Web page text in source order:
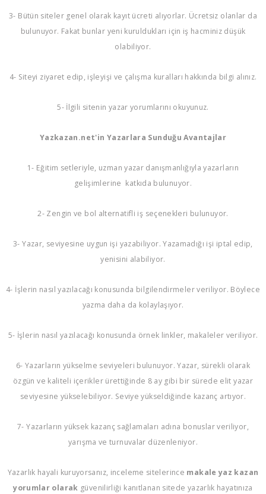
3- Bütün siteler genel olarak kayıt ücreti alıyorlar. Ücretsiz olanlar da
bulunuyor. Fakat bunlar yeni kuruldukları için iş hacminiz düşük
olabiliyor.
4- Siteyi ziyaret edip, işleyişi ve çalışma kuralları hakkında bilgi alınız.
5- İlgili sitenin yazar yorumlarını okuyunuz.
Yazkazan.net'in Yazarlara Sunduğu Avantajlar
1- Eğitim setleriyle, uzman yazar danışmanlığıyla yazarların
gelişimlerine katkıda bulunuyor.
2- Zengin ve bol alternatifli iş seçenekleri bulunuyor.
3- Yazar, seviyesine uygun işi yazabiliyor. Yazamadığı işi iptal edip,
yenisini alabiliyor.
4- İşlerin nasıl yazılacağı konusunda bilgilendirmeler veriliyor. Böylece
yazma daha da kolaylaşıyor.
5- İşlerin nasıl yazılacağı konusunda örnek linkler, makaleler veriliyor.
6- Yazarların yükselme seviyeleri bulunuyor. Yazar, sürekli olarak
özgün ve kaliteli içerikler ürettiğinde 8 ay gibi bir sürede elit yazar
seviyesine yükselebiliyor. Seviye yükseldiğinde kazanç artıyor.
7- Yazarların yüksek kazanç sağlamaları adına bonuslar veriliyor,
yarışma ve turnuvalar düzenleniyor.
Yazarlık hayali kuruyorsanız, inceleme sitelerince makale yaz kazan
yorumlar olarak güvenilirliği kanıtlanan sitede yazarlık hayatınıza